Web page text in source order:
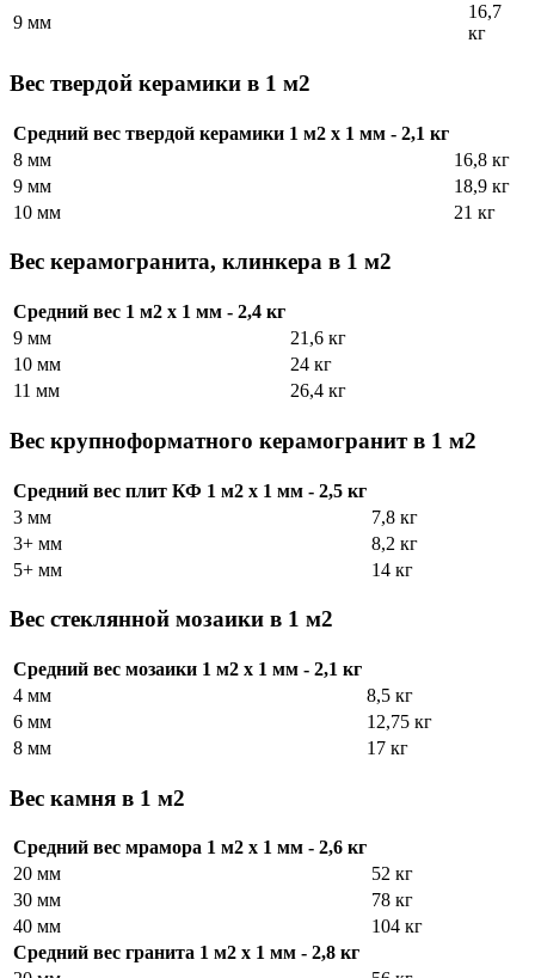
9 мм
16,7
кг
Вес твердой керамики в 1 м2
Средний вес твердой керамики 1 м2 х 1 мм - 2,1 кг
8 мм
16,8 кг
9 мм
18,9 кг
10 мм
21 кг
Вес керамогранита, клинкера в 1 м2
Средний вес 1 м2 х 1 мм - 2,4 кг
9 мм
21,6 кг
10 мм
24 кг
11 мм
26,4 кг
Вес крупноформатного керамогранит в 1 м2
Средний вес плит КФ 1 м2 х 1 мм - 2,5 кг
3 мм
7,8 кг
3+ мм
8,2 кг
5+ мм
14 кг
Вес стеклянной мозаики в 1 м2
Средний вес мозаики 1 м2 х 1 мм - 2,1 кг
4 мм
8,5 кг
6 мм
12,75 кг
8 мм
17 кг
Вес камня в 1 м2
Средний вес мрамора 1 м2 х 1 мм - 2,6 кг
20 мм
52 кг
30 мм
78 кг
40 мм
104 кг
Средний вес гранита 1 м2 х 1 мм - 2,8 кг